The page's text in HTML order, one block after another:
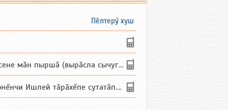
Пӗлтерӳ хуш
мăн пыршă (вырăсла сычуг) ...
Ишлей тăрăхĕпе сутатăп. Ха...